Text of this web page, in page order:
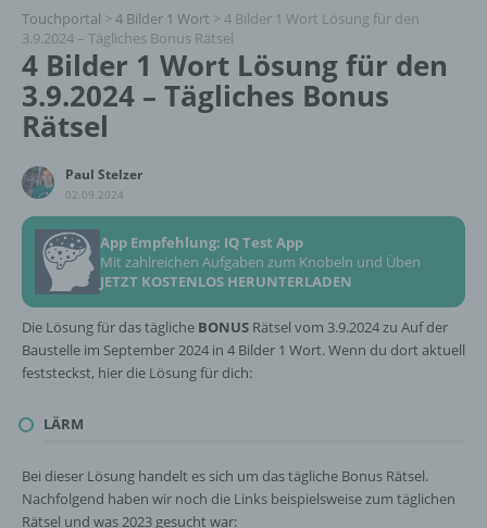
Touchportal > 4 Bilder 1 Wort > 4 Bilder 1 Wort Lösung für den
3.9.2024 – Tägliches Bonus Rätsel
4 Bilder 1 Wort Lösung für den
3.9.2024 – Tägliches Bonus
Rätsel
Paul Stelzer
02.09.2024
App Empfehlung: IQ Test App
Mit zahlreichen Aufgaben zum Knobeln und Üben
JETZT KOSTENLOS HERUNTERLADEN
Die Lösung für das tägliche BONUS Rätsel vom 3.9.2024 zu Auf der
Baustelle im September 2024 in 4 Bilder 1 Wort. Wenn du dort aktuell
feststeckst, hier die Lösung für dich:
LÄRM
Bei dieser Lösung handelt es sich um das tägliche Bonus Rätsel.
Nachfolgend haben wir noch die Links beispielsweise zum täglichen
Rätsel und was 2023 gesucht war: